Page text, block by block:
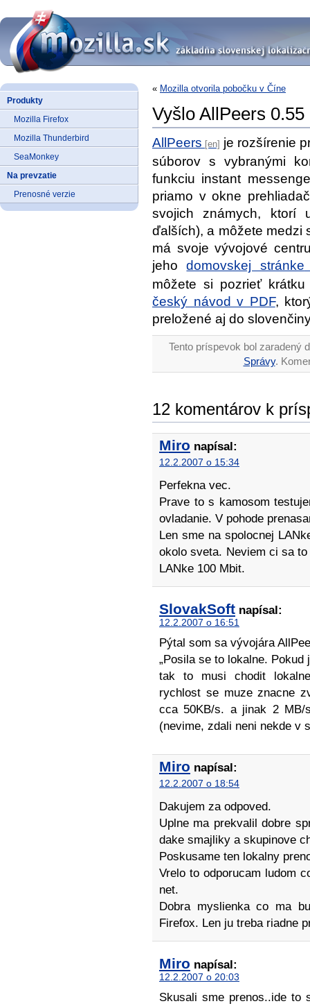
Produkty
Mozilla Firefox
Mozilla Thunderbird
SeaMonkey
Na prevzatie
Prenosné verzie
« Mozilla otvorila pobočku v Číne
Vyšlo AllPeers 0.55
AllPeers
je rozšírenie
súborov s vybranými
funkciu instant
priamo v okne
svojich známych, ktorí
ďalších), a môžete medzi
má svoje vývojové
jehodomovskej stránke
môžete si pozrieť
český návod v PDF,
preložené aj do
Tento príspevok bol zaradený
Správy.
12 komentárov k
Miro napísal:
12.2.2007 o 15:34
Perfekna vec.
Prave to s kamosom
ovladanie. V pohode
Len sme na spolocnej
okolo sveta. Neviem ci sa
LANke 100 Mbit.
SlovakSoft napísal:
12.2.2007 o 16:51
Pýtal som sa vývojára
„Posila se to lokalne.
tak to musi chodit
rychlost se muze znacne
cca 50KB/s. a jinak 2 MB/
(nevime, zdali neni nekde v
Miro napísal:
12.2.2007 o 18:54
Dakujem za odpoved.
Uplne ma prekvalil dobre
dake smajliky a skupinove
Poskusame ten lokalny
Vrelo to odporucam ludom
net.
Dobra myslienka co ma
Firefox. Len ju treba riadne
Miro napísal:
12.2.2007 o 20:03
Skusali sme prenos..ide